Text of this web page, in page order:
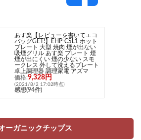
あす楽【レビューを書いてエコ
バッグGET!】EHP-CSL1 ホット
プレート 大型 焼肉 煙が出ない
吸煙グリル あす楽 プレート 煙
煙が出にくい 煙の少ない スモ
ークレス 外して洗えるプレート
卓上調理器 調理家電 アズマ
価格:9,328円
(2021/8/2 17:02時点)
感想(94件)
ーガニックチップス